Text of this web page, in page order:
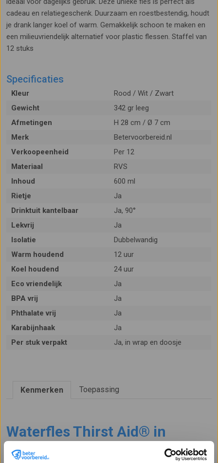
cadeau en relatiegeschenk. Duurzaam en roestbestendig, houdt
je drank langer koel of warm. Gemakkelijk schoon te maken en
een milieuvriendelijk alternatief voor plastic flessen. Staffel van
12 stuks
Specificaties
Kleur
Rood / Wit / Zwart
Gewicht
342 gr leeg
Afmetingen
H 28 cm / Ø 7 cm
Merk
Betervoorbereid.nl
Verkoopeenheid
Per 12
Materiaal
RVS
Inhoud
600 ml
Rietje
Ja
Drinktuit kantelbaar
Ja, 90°
Lekvrij
Ja
Isolatie
Dubbelwandig
Warm houdend
12 uur
Koel houdend
24 uur
Eco vriendelijk
Ja
BPA vrij
Ja
Phthalate vrij
Ja
Karabijnhaak
Ja
Per stuk verpakt
Ja, in wrap en doosje
Kenmerken Toepassing
Waterfles Thirst Aid® in
Brandblusser-vorm